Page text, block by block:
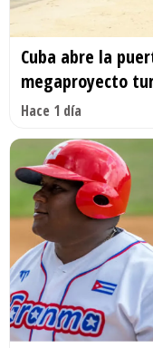
Cuba abre la
megaproyecto
Hace 1 día